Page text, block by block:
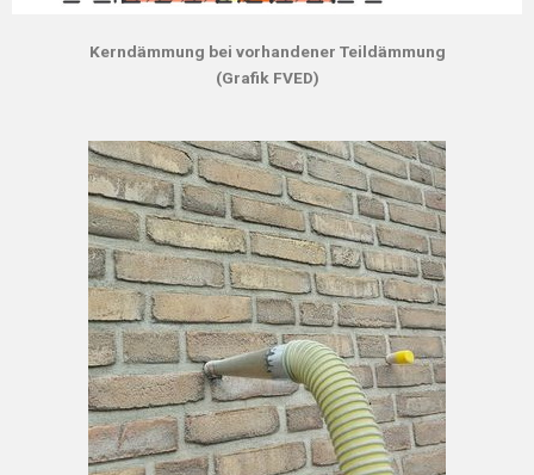
Kerndämmung bei vorhandener Teildämmung
(Grafik FVED)